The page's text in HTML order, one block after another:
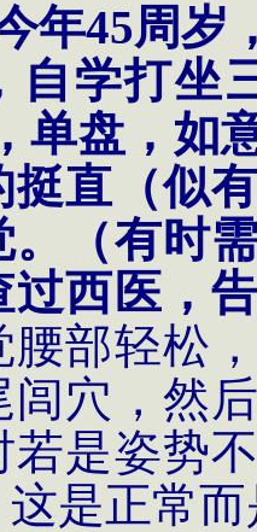
年45周岁
自学打坐
单盘，如
挺直（似
。（有时
过西医，
腰部轻松
闾穴，然
若是姿势
是正常